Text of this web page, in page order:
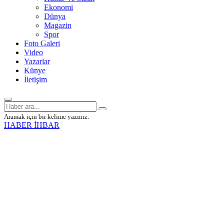
Ekonomi
Dünya
Magazin
Spor
Foto Galeri
Video
Yazarlar
Künye
İletişim
Aramak için bir kelime yazınız.
HABER İHBAR